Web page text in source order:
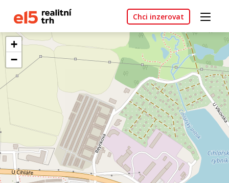
Chci inzerovat
+
−